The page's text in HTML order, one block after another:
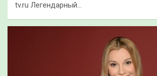
tv.ru Легендарный…